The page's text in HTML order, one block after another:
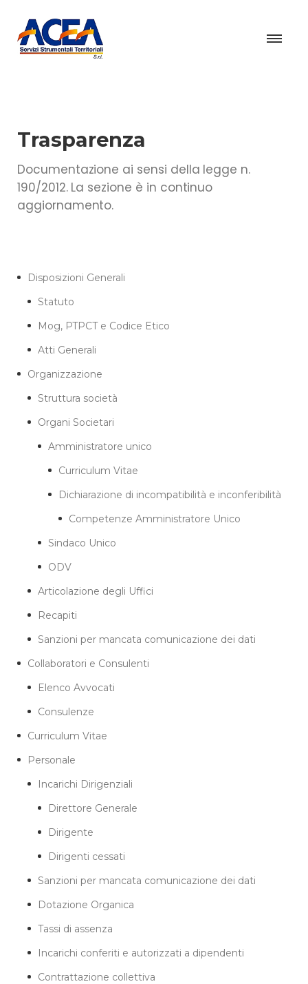
Trasparenza
Documentazione ai sensi della legge n.
190/2012. La sezione è in continuo
aggiornamento.
Disposizioni Generali
Statuto
Mog, PTPCT e Codice Etico
Atti Generali
Organizzazione
Struttura società
Organi Societari
Amministratore unico
Curriculum Vitae
Dichiarazione di incompatibilità e inconferibilità
Competenze Amministratore Unico
Sindaco Unico
ODV
Articolazione degli Uffici
Recapiti
Sanzioni per mancata comunicazione dei dati
Collaboratori e Consulenti
Elenco Avvocati
Consulenze
Curriculum Vitae
Personale
Incarichi Dirigenziali
Direttore Generale
Dirigente
Dirigenti cessati
Sanzioni per mancata comunicazione dei dati
Dotazione Organica
Tassi di assenza
Incarichi conferiti e autorizzati a dipendenti
Contrattazione collettiva